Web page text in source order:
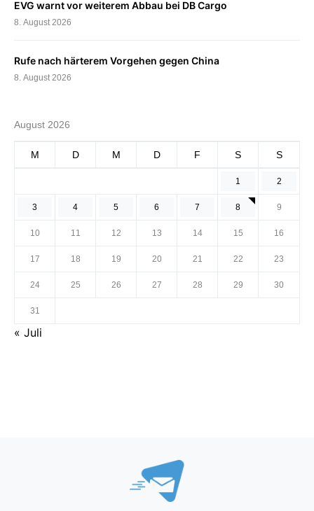
EVG warnt vor weiterem Abbau bei DB Cargo
8. August 2026
Rufe nach härterem Vorgehen gegen China
8. August 2026
August 2026
M D M D F S S
1 2
3 4 5 6 7 8 9
10 11 12 13 14 15 16
17 18 19 20 21 22 23
24 25 26 27 28 29 30
31
« Juli